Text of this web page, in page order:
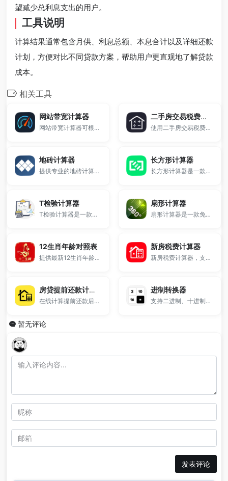
望减少总利息支出的用户。
工具说明
计算结果通常包含月供、利息总额、本息合计以及详细还款
计划，方便对比不同贷款方案，帮助用户更直观地了解贷款
成本。
相关工具
网站带宽计算器
网站带宽计算器可根据页面大小、当前带宽、打开时间和日均PV，快速估算服务器带宽需求、同时在线人数及月流量消耗，适用于网站优化、服务器配置和带宽预算评估。
二手房交易税费计算器
使用二手房交易税费计算器，快速计算二手房买卖过程中产生的契税、个税、增值税、印花税等税费明细。支持普通住宅/非普通住宅、唯一住房等情况，结果精准，适用于全国各地房产交易场景。
地砖计算器
提供专业的地砖计算器。
长方形计算器
长方形计算器是一款免费的在线几何计算工具，支持快速计算长方形的面积、周长和对角线长度，并支持根据已知数据反算未知边长。
T检验计算器
T检验计算器是一款免费的在线统计学工具，支持独立样本T检验计算。
扇形计算器
扇形计算器是一款免费的在线几何计算工具，支持快速计算扇形的面积、弧长、弦长和周长。
12生肖年龄对照表
提供最新12生肖年龄对照表。
新房税费计算器
新房税费计算器，支持契税、维修基金等购房费用一键计算，输入房价与面积即可快速得出总费用，适合买房前预算与成本分析，帮助你清楚了解买房需要交哪些税，免费在线使用。
房贷提前还款计算器
在线计算提前还款后利息节省、剩余本金及还款变化，帮助判断提前还款是否划算。
进制转换器
支持二进制、十进制、十六进制之间的快速转换。
暂无评论
发表评论